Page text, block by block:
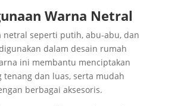
Warna Netral
netral seperti putih, abu-abu, dan
dalam desain rumah
ini membantu menciptakan
tenang dan luas, serta mudah
berbagai aksesoris.